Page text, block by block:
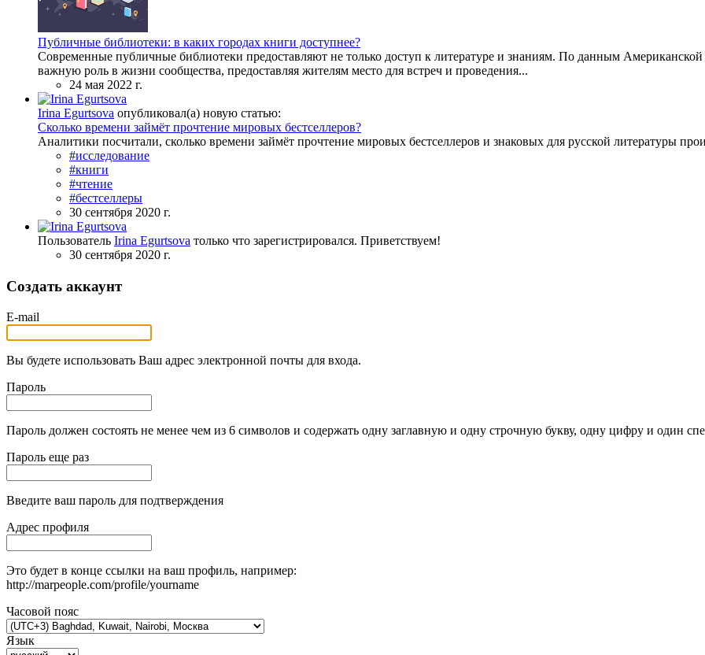
Публичные библиотеки: в каких городах книги доступнее?
Современные публичные библиотеки предоставляют не только доступ к литературе и знаниям. По данным
важную роль в жизни сообщества, предоставляя жителям место для встреч и проведения...
24 мая 2022 г.
Irina Egurtsova опубликовал(а) новую статью:
Сколько времени займёт прочтение мировых бестселлеров?
Аналитики посчитали, сколько времени займёт прочтение мировых бестселлеров и знаковых для русской литературы
#исследование
#книги
#чтение
#бестселлеры
30 сентября 2020 г.
Пользователь Irina Egurtsova только что зарегистрировался. Приветствуем!
30 сентября 2020 г.
Создать аккаунт
E-mail
Вы будете использовать Ваш адрес электронной почты для входа.
Пароль
Пароль должен состоять не менее чем из 6 символов и содержать одну заглавную и одну строчную букву, одну цифру и один
Пароль еще раз
Введите ваш пароль для подтверждения
Адрес профиля
Это будет в конце ссылки на ваш профиль, например:
http://marpeople.com/profile/yourname
Часовой пояс
Язык